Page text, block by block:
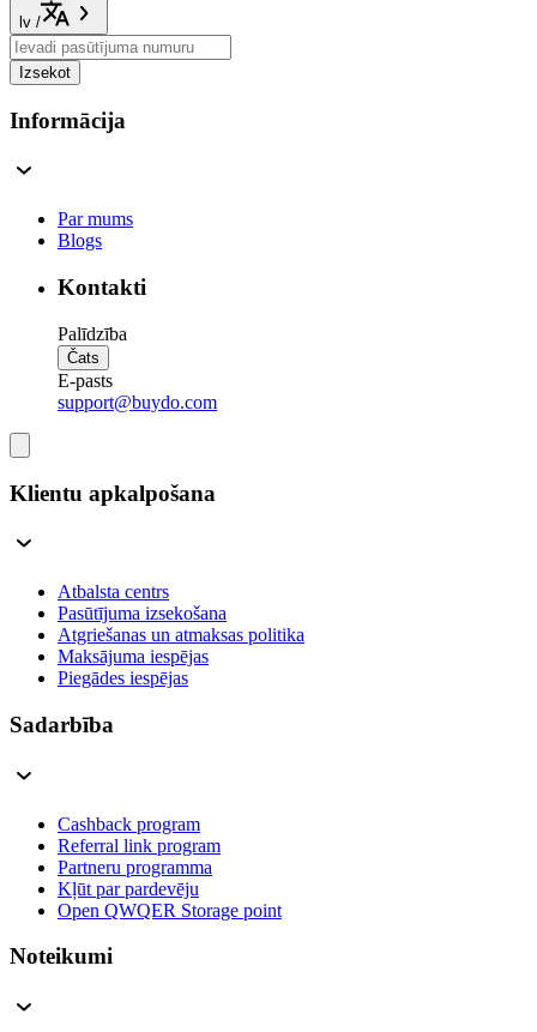
lv /
Izsekot
Informācija
Par mums
Blogs
Kontakti
Palīdzība
Čats
E-pasts
support@buydo.com
Klientu apkalpošana
Atbalsta centrs
Pasūtījuma izsekošana
Atgriešanas un atmaksas politika
Maksājuma iespējas
Piegādes iespējas
Sadarbība
Cashback program
Referral link program
Partneru programma
Kļūt par pardevēju
Open QWQER Storage point
Noteikumi